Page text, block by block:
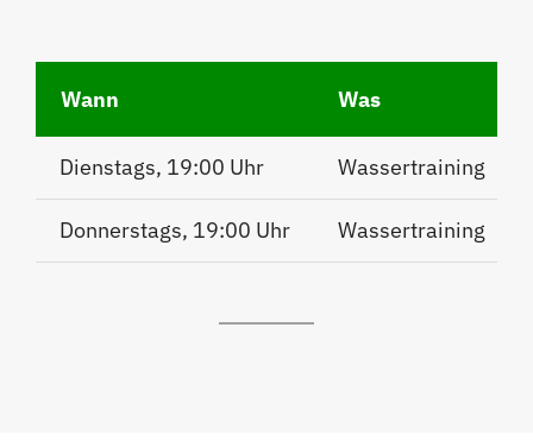
Wann Was
Dienstags, 19:00 Uhr Wassertraining
Donnerstags, 19:00 Uhr Wassertraining